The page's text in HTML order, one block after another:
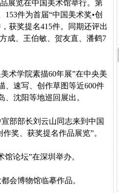
展览在中国美术馆举行。第
153件为首届“中国美术奖•创
获奖提名415件。同期还评出
成、王伯敏、贺友直、潘鹤7
美术学院素描60年展”在中央美
、速写、创作草图等近600件
沈阳等地巡回展出。
部部长刘云山同志来到中国
奖、获奖提名作品展览”。
论坛”在深圳举办。
会博物馆临摹作品。